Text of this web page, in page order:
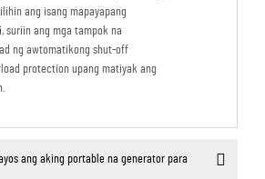
ang isang mapayapang
suriin ang mga tampok na
ng awtomatikong shut-off
protection upang matiyak ang
ang aking portable na generator para